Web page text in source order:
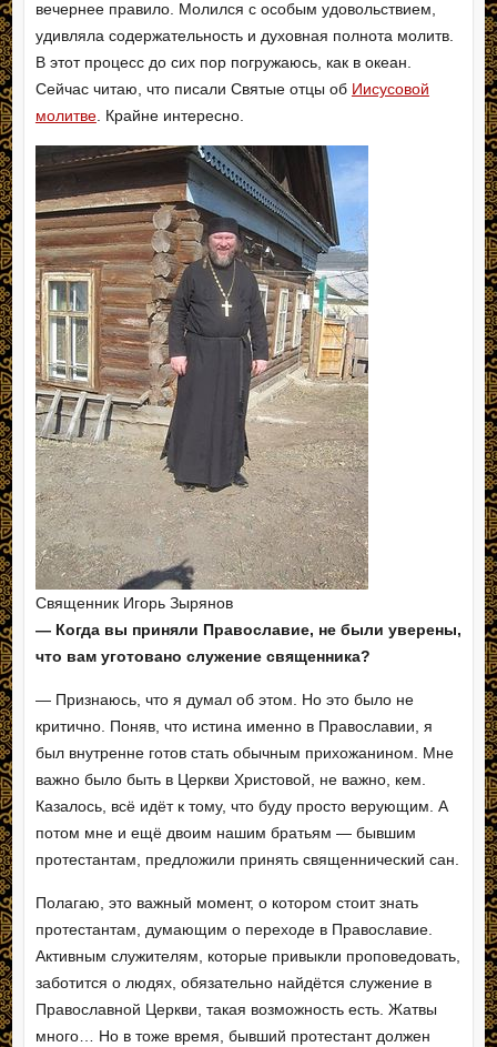
вечернее правило. Молился с особым удовольствием,
удивляла содержательность и духовная полнота молитв.
В этот процесс до сих пор погружаюсь, как в океан.
Сейчас читаю, что писали Святые отцы об Иисусовой
молитве. Крайне интересно.
Священник Игорь Зырянов
— Когда вы приняли Православие, не были уверены,
что вам уготовано служение священника?
— Признаюсь, что я думал об этом. Но это было не
критично. Поняв, что истина именно в Православии, я
был внутренне готов стать обычным прихожанином. Мне
важно было быть в Церкви Христовой, не важно, кем.
Казалось, всё идёт к тому, что буду просто верующим. А
потом мне и ещё двоим нашим братьям — бывшим
протестантам, предложили принять священнический сан.
Полагаю, это важный момент, о котором стоит знать
протестантам, думающим о переходе в Православие.
Активным служителям, которые привыкли проповедовать,
заботится о людях, обязательно найдётся служение в
Православной Церкви, такая возможность есть. Жатвы
много… Но в тоже время, бывший протестант должен